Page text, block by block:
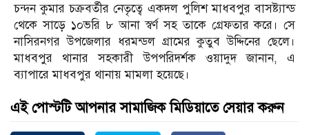
চন্দন কুমার চক্রবর্তীর নেতৃত্বে একদল পুলিশ মাধবপুর বাসষ্ট্যান্ড
থেকে সাড়ে ১০ভরি ৮ আনা স্বর্ণ সহ তাকে গ্রেফতার করে। সে
নাসিরনগর উপজেলার ধরমন্ডল গ্রামের কুতুব উদ্দিনের ছেলে।
মাধবপুর থানার সহকারী উপপরিদর্শক ওয়াদুদ জানান, এ
ব্যাপারে মাধবপুর থানায় মামলা হয়েছে।
এই পোস্টটি আপনার সামাজিক মিডিয়াতে সেয়ার করুন